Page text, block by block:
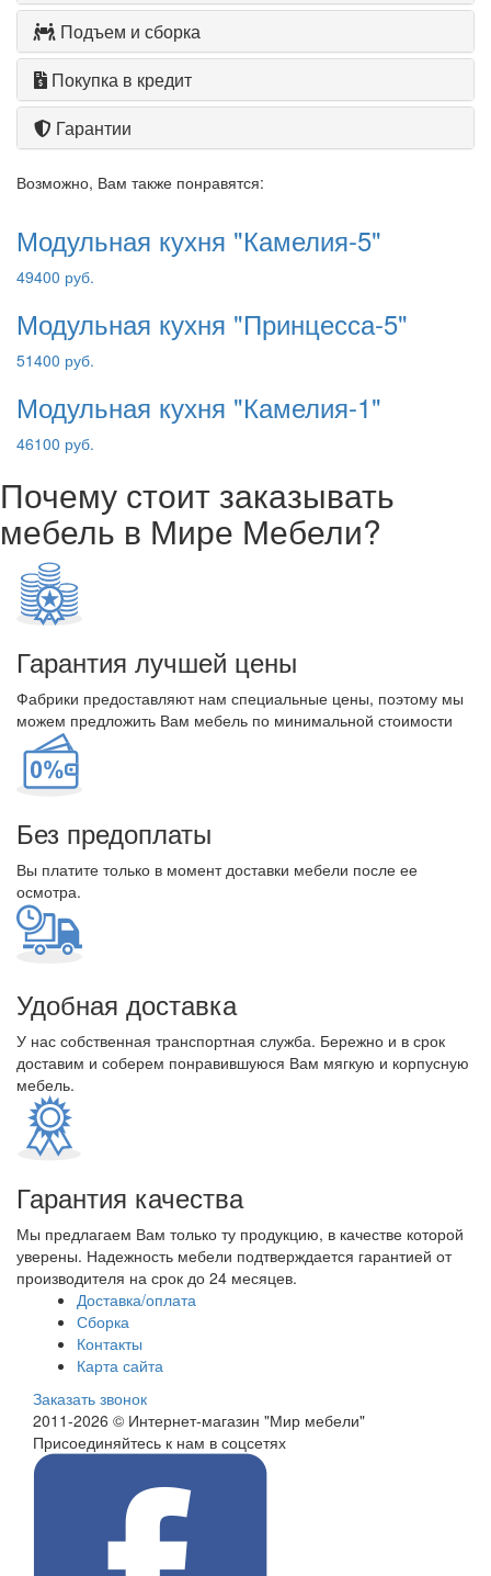
Подъем и сборка
Покупка в кредит
Гарантии
Возможно, Вам также понравятся:
Модульная кухня "Камелия-5"
49400 руб.
Модульная кухня "Принцесса-5"
51400 руб.
Модульная кухня "Камелия-1"
46100 руб.
Почему стоит заказывать
мебель в Мире Мебели?
Гарантия лучшей цены
Фабрики предоставляют нам специальные цены, поэтому мы
можем предложить Вам мебель по минимальной стоимости
Без предоплаты
Вы платите только в момент доставки мебели после ее
осмотра.
Удобная доставка
У нас собственная транспортная служба. Бережно и в срок
доставим и соберем понравившуюся Вам мягкую и корпусную
мебель.
Гарантия качества
Мы предлагаем Вам только ту продукцию, в качестве которой
уверены. Надежность мебели подтверждается гарантией от
производителя на срок до 24 месяцев.
Доставка/оплата
Сборка
Контакты
Карта сайта
Заказать звонок
2011-2026 © Интернет-магазин "Мир мебели"
Присоединяйтесь к нам в соцсетях